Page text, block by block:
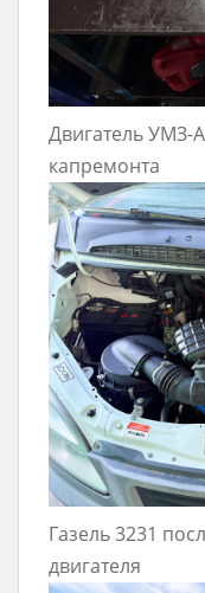
Двигатель УМЗ-
капремонта
Газель 3231
двигателя